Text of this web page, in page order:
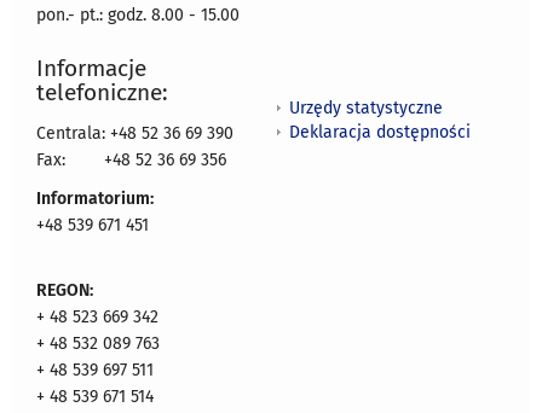
pon.- pt.: godz. 8.00 - 15.00
Informacje
telefoniczne:
Centrala: +48 52 36 69 390
Fax:
+48 52 36 69 356
Informatorium:
+48 539 671 451
REGON:
+ 48 523 669 342
+ 48 532 089 763
+ 48 539 697 511
+ 48 539 671 514
Urzędy statystyczne
Deklaracja dostępności